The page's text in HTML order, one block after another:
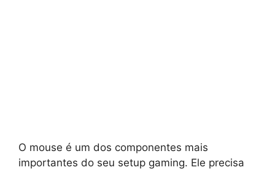
O mouse é um dos componentes mais
importantes do seu setup gaming. Ele precisa